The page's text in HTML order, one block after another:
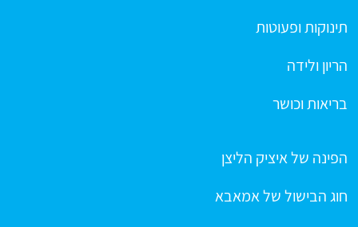
תינוקות ופעוטות
הריון ולידה
בריאות וכושר
הפינה של איציק הליצן
חוג הבישול של אמאבא